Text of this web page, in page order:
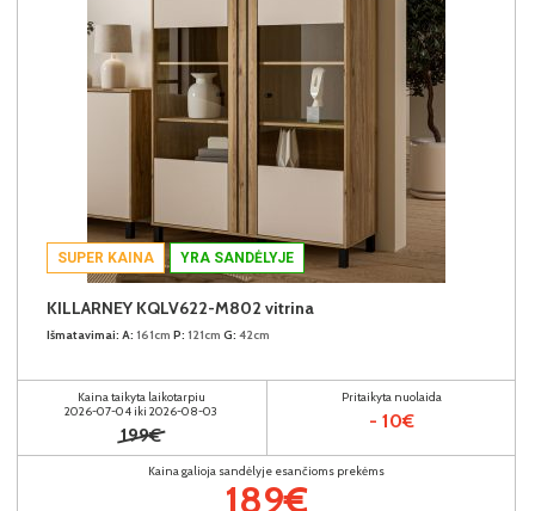
SUPER KAINA YRA SANDĖLYJE
KILLARNEY KQLV622-M802 vitrina
Išmatavimai: A: 161cm P: 121cm G: 42cm
Kaina taikyta laikotarpiu
2026-07-04 iki 2026-08-03
199€
Pritaikyta nuolaida
- 10€
Kaina galioja sandėlyje esančioms prekėms
189€